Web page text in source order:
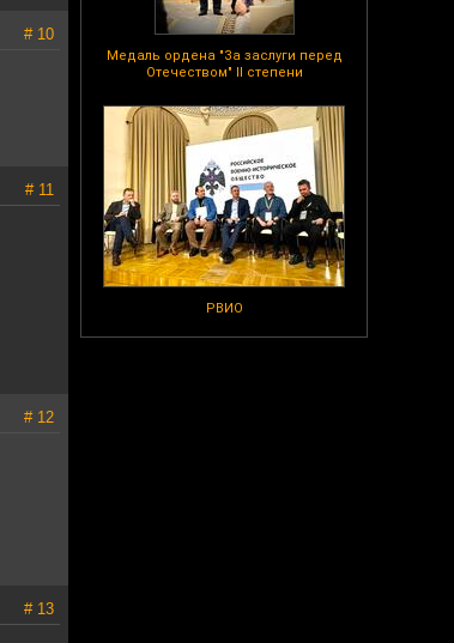
Медаль ордена "За заслуги перед
Отечеством" II степени
РВИО
# 10
# 11
# 12
# 13